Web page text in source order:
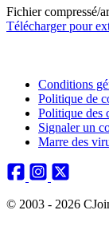
Fichier compressé/
Télécharger pour
Conditions
Politique de
Politique des
Signaler un
Marre des
© 2003 - 2026